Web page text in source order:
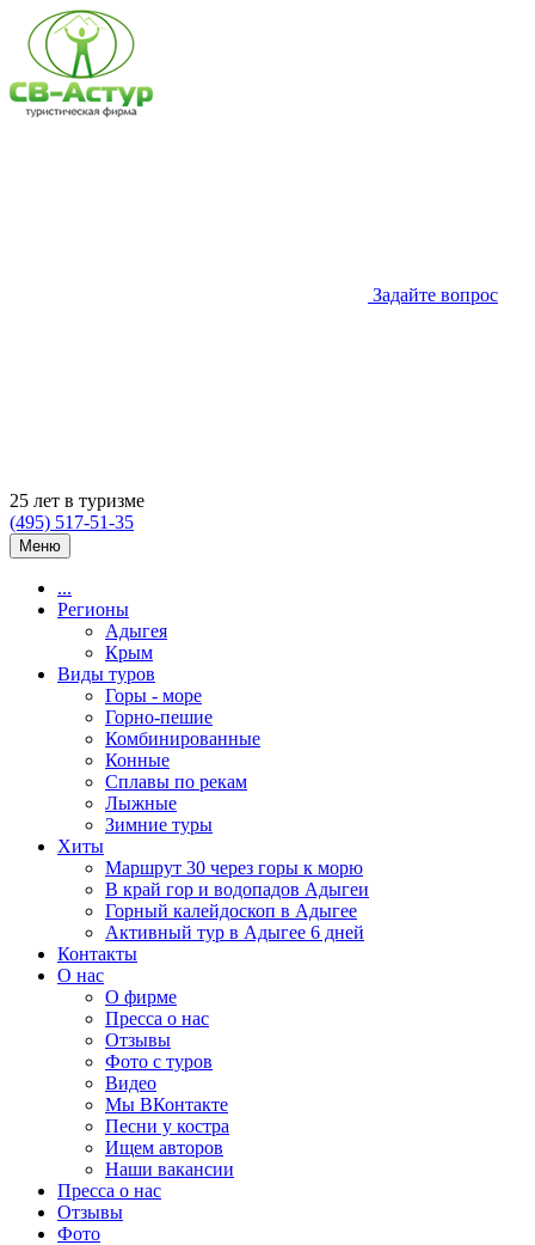
Задайте вопрос
25 лет в туризме
(495) 517-51-35
Меню
...
Регионы
Адыгея
Крым
Виды туров
Горы - море
Горно-пешие
Комбинированные
Конные
Сплавы по рекам
Лыжные
Зимние туры
Хиты
Маршрут 30 через горы к морю
В край гор и водопадов Адыгеи
Горный калейдоскоп в Адыгее
Активный тур в Адыгее 6 дней
Контакты
О нас
О фирме
Пресса о нас
Отзывы
Фото с туров
Видео
Мы ВКонтакте
Песни у костра
Ищем авторов
Наши вакансии
Пресса о нас
Отзывы
Фото